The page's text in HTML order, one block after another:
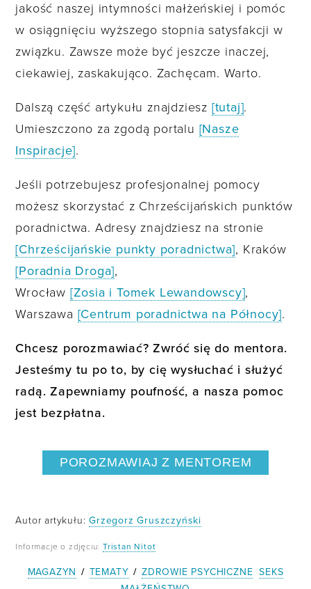
jakość naszej intymności małżeńskiej i pomóc
w osiągnięciu wyższego stopnia satysfakcji w
związku. Zawsze może być jeszcze inaczej,
ciekawiej, zaskakująco. Zachęcam. Warto.
Dalszą część artykułu znajdziesz [tutaj].
Umieszczono za zgodą portalu [Nasze
Inspiracje].
Jeśli potrzebujesz profesjonalnej pomocy
możesz skorzystać z Chrześcijańskich punktów
poradnictwa. Adresy znajdziesz na stronie
[Chrześcijańskie punkty poradnictwa], Kraków
[Poradnia Droga],
Wrocław [Zosia i Tomek Lewandowscy],
Warszawa [Centrum poradnictwa na Północy].
Chcesz porozmawiać? Zwróć się do mentora.
Jesteśmy tu po to, by cię wysłuchać i służyć
radą. Zapewniamy poufność, a nasza pomoc
jest bezpłatna.
POROZMAWIAJ Z MENTOREM
Autor artykułu:Grzegorz Gruszczyński
Informacje o zdjęciu:Tristan Nitot
MAGAZYN / TEMATY / ZDROWIE PSYCHICZNE SEKS